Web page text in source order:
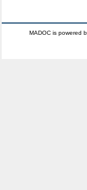
MADOC is powered